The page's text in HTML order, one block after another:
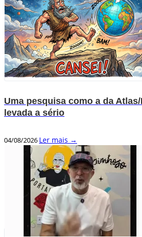
Uma pesquisa como a da
levada a sério
04/08/2026 Ler mais →